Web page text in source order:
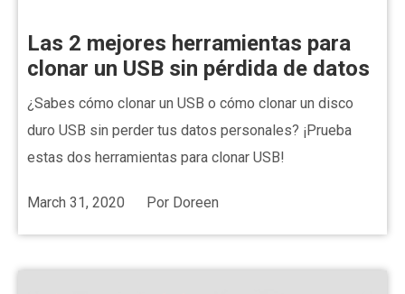
Las 2 mejores herramientas para
clonar un USB sin pérdida de datos
¿Sabes cómo clonar un USB o cómo clonar un disco
duro USB sin perder tus datos personales? ¡Prueba
estas dos herramientas para clonar USB!
March 31, 2020 Por Doreen